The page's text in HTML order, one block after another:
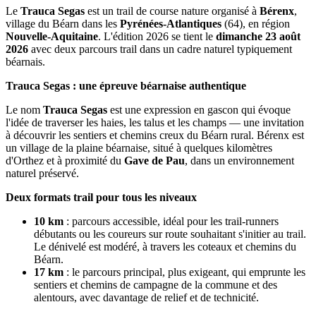
Le Trauca Segas est un trail de course nature organisé à Bérenx,
village du Béarn dans les Pyrénées-Atlantiques (64), en région
Nouvelle-Aquitaine. L'édition 2026 se tient le dimanche 23 août
2026 avec deux parcours trail dans un cadre naturel typiquement
béarnais.
Trauca Segas : une épreuve béarnaise authentique
Le nom Trauca Segas est une expression en gascon qui évoque
l'idée de traverser les haies, les talus et les champs — une invitation
à découvrir les sentiers et chemins creux du Béarn rural. Bérenx est
un village de la plaine béarnaise, situé à quelques kilomètres
d'Orthez et à proximité du Gave de Pau, dans un environnement
naturel préservé.
Deux formats trail pour tous les niveaux
10 km : parcours accessible, idéal pour les trail-runners
débutants ou les coureurs sur route souhaitant s'initier au trail.
Le dénivelé est modéré, à travers les coteaux et chemins du
Béarn.
17 km : le parcours principal, plus exigeant, qui emprunte les
sentiers et chemins de campagne de la commune et des
alentours, avec davantage de relief et de technicité.